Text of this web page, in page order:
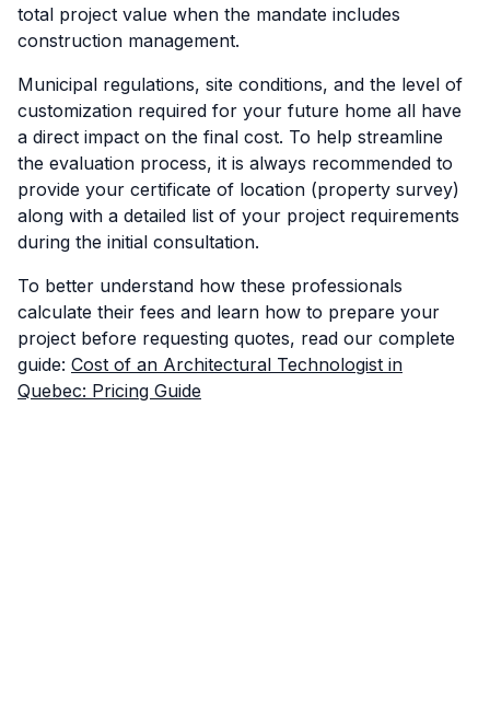
total project value when the mandate includes
construction management.
Municipal regulations, site conditions, and the level of
customization required for your future home all have
a direct impact on the final cost. To help streamline
the evaluation process, it is always recommended to
provide your certificate of location (property survey)
along with a detailed list of your project requirements
during the initial consultation.
To better understand how these professionals
calculate their fees and learn how to prepare your
project before requesting quotes, read our complete
guide: Cost of an Architectural Technologist in
Quebec: Pricing Guide